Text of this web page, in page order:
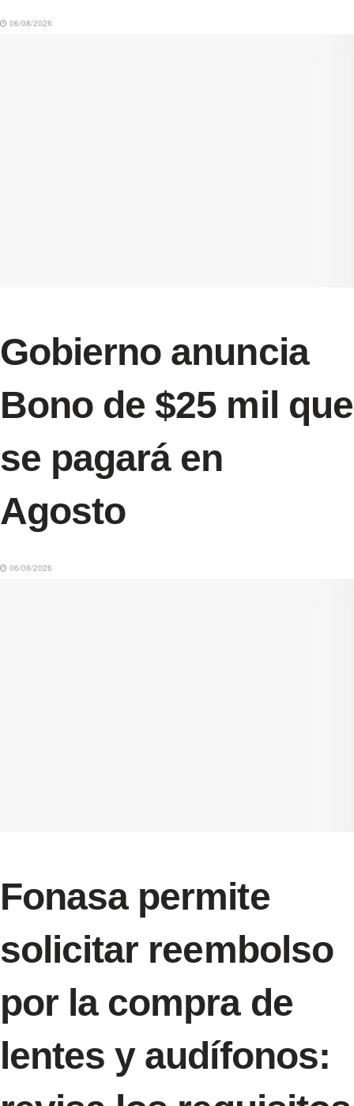
06/08/2026
Gobierno anuncia
Bono de $25 mil que
se pagará en
Agosto
06/08/2026
Fonasa permite
solicitar reembolso
por la compra de
lentes y audífonos: